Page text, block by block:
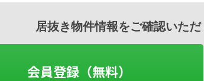
居抜き物件情報をご確認いた
会員登録（無料）